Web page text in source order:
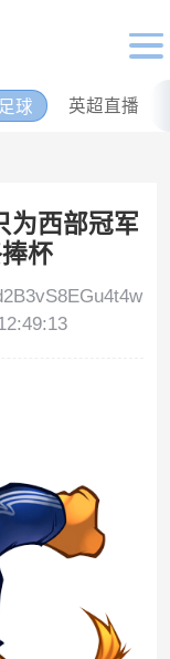
足球 英超直播
为西部冠军
杯